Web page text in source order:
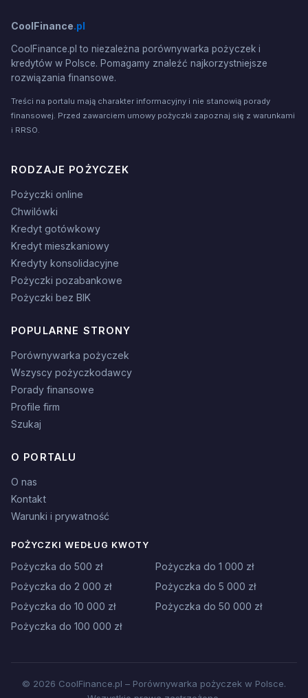
CoolFinance.pl
CoolFinance.pl to niezależna porównywarka pożyczek i
kredytów w Polsce. Pomagamy znaleźć najkorzystniejsze
rozwiązania finansowe.
Treści na portalu mają charakter informacyjny i nie stanowią porady
finansowej. Przed zawarciem umowy pożyczki zapoznaj się z warunkami
i RRSO.
RODZAJE POŻYCZEK
Pożyczki online
Chwilówki
Kredyt gotówkowy
Kredyt mieszkaniowy
Kredyty konsolidacyjne
Pożyczki pozabankowe
Pożyczki bez BIK
POPULARNE STRONY
Porównywarka pożyczek
Wszyscy pożyczkodawcy
Porady finansowe
Profile firm
Szukaj
O PORTALU
O nas
Kontakt
Warunki i prywatność
POŻYCZKI WEDŁUG KWOTY
Pożyczka do 500 zł
Pożyczka do 1 000 zł
Pożyczka do 2 000 zł
Pożyczka do 5 000 zł
Pożyczka do 10 000 zł
Pożyczka do 50 000 zł
Pożyczka do 100 000 zł
© 2026 CoolFinance.pl – Porównywarka pożyczek w Polsce.